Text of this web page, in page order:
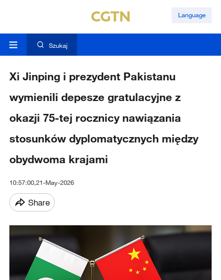
Language
Szukaj
Xi Jinping i prezydent Pakistanu
wymienili depesze gratulacyjne z
okazji 75-tej rocznicy nawiązania
stosunków dyplomatycznych między
obydwoma krajami
10:57:00,21-May-2026
Share